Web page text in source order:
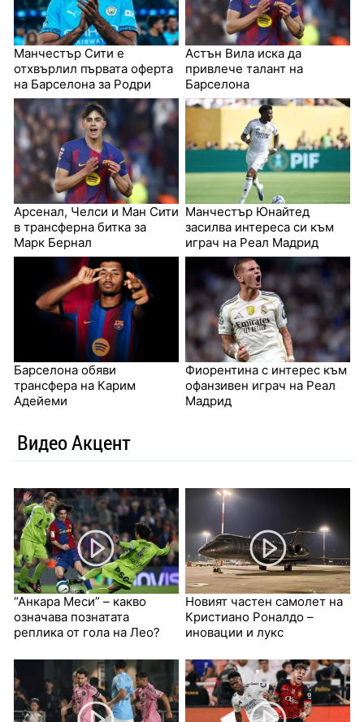
Манчестър Сити е
отхвърлил първата оферта
на Барселона за Родри
Астън Вила иска да
привлече талант на
Барселона
Арсенал, Челси и Ман Сити
в трансферна битка за
Марк Бернал
Манчестър Юнайтед
засилва интереса си към
играч на Реал Мадрид
Барселона обяви
трансфера на Карим
Адейеми
Фиорентина с интерес към
офанзивен играч на Реал
Мадрид
Видео Акцент
“Анкара Меси” – какво
означава познатата
реплика от гола на Лео?
Новият частен самолет на
Кристиано Роналдо –
иновации и лукс